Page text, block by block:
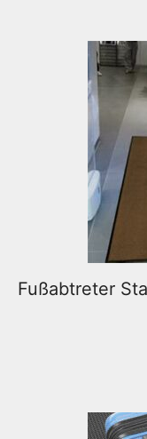
Fußabtreter